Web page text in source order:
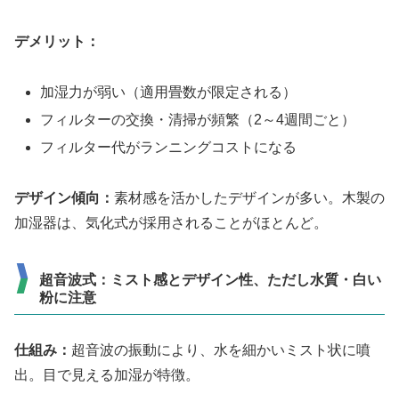
デメリット：
加湿力が弱い（適用畳数が限定される）
フィルターの交換・清掃が頻繁（2～4週間ごと）
フィルター代がランニングコストになる
デザイン傾向： 素材感を活かしたデザインが多い。木製の
加湿器は、気化式が採用されることがほとんど。
超音波式：ミスト感とデザイン性、ただし水質・白い
粉に注意
仕組み： 超音波の振動により、水を細かいミスト状に噴
出。目で見える加湿が特徴。